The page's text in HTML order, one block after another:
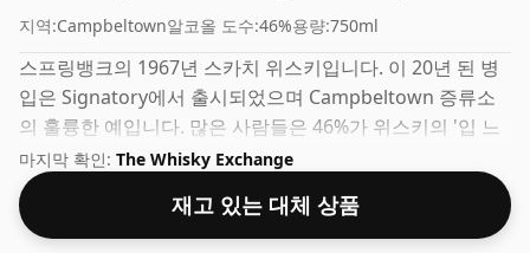
지역:Campbeltown알코올 도수:46%용량:750ml
스프링뱅크의 1967년 스카치 위스키입니다. 이 20년 된 병
입은 Signatory에서 출시되었으며 Campbeltown 증류소
의 훌륭한 예입니다. 많은 사람들은 46%가 위스키의 '입 느
낌'과 풍부한 풍미를 경험하기에 좋은 ABV라고 생각합니다.
마지막 확인: The Whisky Exchange
재고 있는 대체 상품